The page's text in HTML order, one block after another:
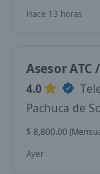
Hace 13 horas
Asesor ATC
4.0
Pachuca de
$ 8,800.00
Ayer